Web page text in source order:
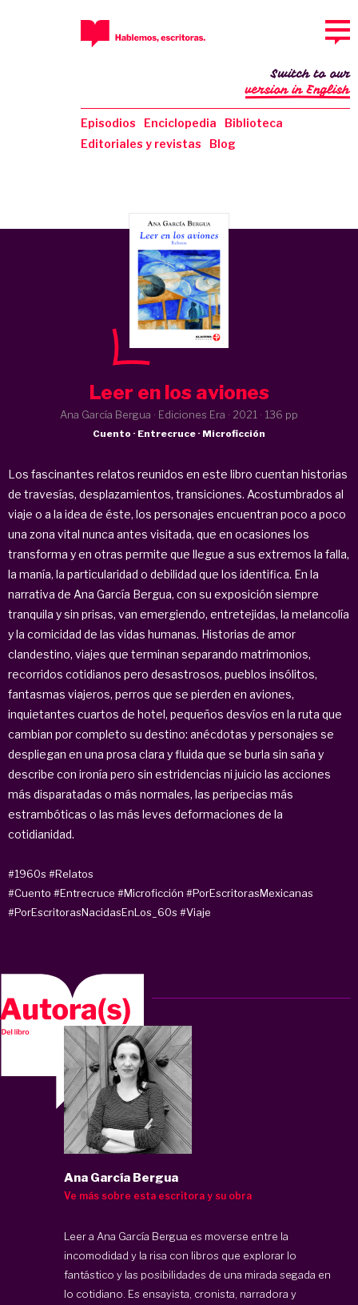
Episodios Enciclopedia
Biblioteca
Editoriales y revistas
Blog
Switch to our
version in English
Leer en los aviones
Ana García Bergua · Ediciones Era · 2021 · 136 pp
Cuento · Entrecruce · Microficción
Los fascinantes relatos reunidos en este libro cuentan historias
de travesías, desplazamientos, transiciones. Acostumbrados al
viaje o a la idea de éste, los personajes encuentran poco a poco
una zona vital nunca antes visitada, que en ocasiones los
transforma y en otras permite que llegue a sus extremos la falla,
la manía, la particularidad o debilidad que los identifica. En la
narrativa de Ana García Bergua, con su exposición siempre
tranquila y sin prisas, van emergiendo, entretejidas, la melancolía
y la comicidad de las vidas humanas. Historias de amor
clandestino, viajes que terminan separando matrimonios,
recorridos cotidianos pero desastrosos, pueblos insólitos,
fantasmas viajeros, perros que se pierden en aviones,
inquietantes cuartos de hotel, pequeños desvíos en la ruta que
cambian por completo su destino: anécdotas y personajes se
despliegan en una prosa clara y fluida que se burla sin saña y
describe con ironía pero sin estridencias ni juicio las acciones
más disparatadas o más normales, las peripecias más
estrambóticas o las más leves deformaciones de la
cotidianidad.
#1960s #Relatos
#Cuento #Entrecruce #Microficción #PorEscritorasMexicanas
#PorEscritorasNacidasEnLos_60s #Viaje
Ana García Bergua
Ve más sobre esta escritora y su obra
Leer a Ana García Bergua es moverse entre la
incomodidad y la risa con libros que explorar lo
fantástico y las posibilidades de una mirada segada en
lo cotidiano. Es ensayista, cronista, narradora y